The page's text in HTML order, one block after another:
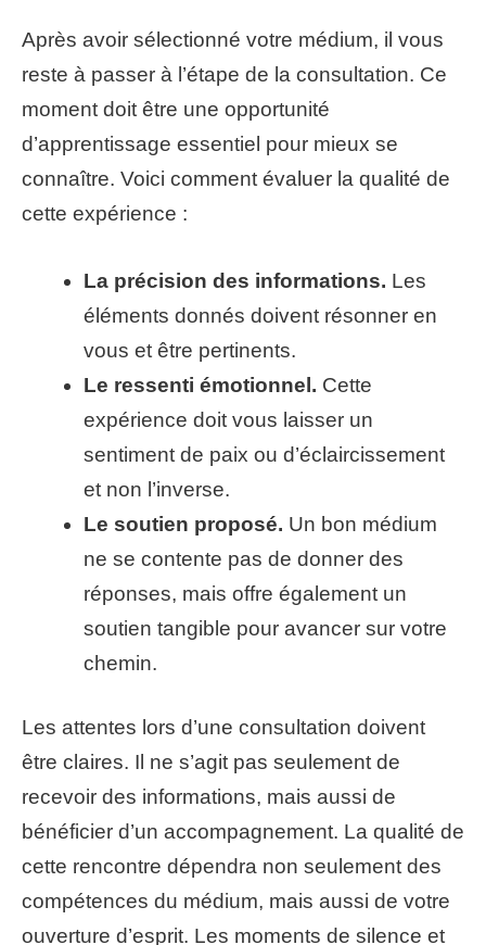
Après avoir sélectionné votre médium, il vous
reste à passer à l’étape de la consultation. Ce
moment doit être une opportunité
d’apprentissage essentiel pour mieux se
connaître. Voici comment évaluer la qualité de
cette expérience :
La précision des informations. Les
éléments donnés doivent résonner en
vous et être pertinents.
Le ressenti émotionnel. Cette
expérience doit vous laisser un
sentiment de paix ou d’éclaircissement
et non l’inverse.
Le soutien proposé. Un bon médium
ne se contente pas de donner des
réponses, mais offre également un
soutien tangible pour avancer sur votre
chemin.
Les attentes lors d’une consultation doivent
être claires. Il ne s’agit pas seulement de
recevoir des informations, mais aussi de
bénéficier d’un accompagnement. La qualité de
cette rencontre dépendra non seulement des
compétences du médium, mais aussi de votre
ouverture d’esprit. Les moments de silence et